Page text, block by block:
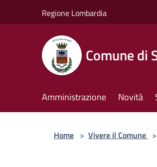
Regione Lombardia
Comune di
Amministrazione Novità
Home > Vivere il Comune >